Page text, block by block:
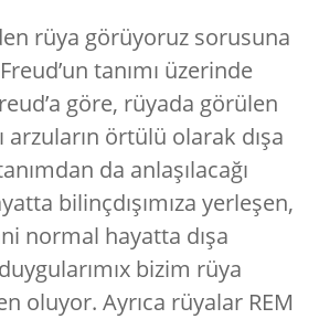
rüya görüyoruz sorusuna
tanımı üzerinde
göre, rüyada görülen
arzuların örtülü olarak dışa
da anlaşılacağı
bilinçdışımıza yerleşen,
normal hayatta dışa
bizim rüya
oluyor. Ayrıca rüyalar REM